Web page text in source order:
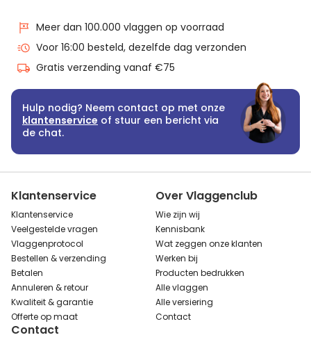
Meer dan 100.000 vlaggen op voorraad
Voor 16:00 besteld, dezelfde dag verzonden
Gratis verzending vanaf €75
Hulp nodig? Neem contact op met onze
klantenservice of stuur een bericht via
de chat.
Klantenservice
Klantenservice
Veelgestelde vragen
Vlaggenprotocol
Bestellen & verzending
Betalen
Annuleren & retour
Kwaliteit & garantie
Offerte op maat
Over Vlaggenclub
Wie zijn wij
Kennisbank
Wat zeggen onze klanten
Werken bij
Producten bedrukken
Alle vlaggen
Alle versiering
Contact
Contact